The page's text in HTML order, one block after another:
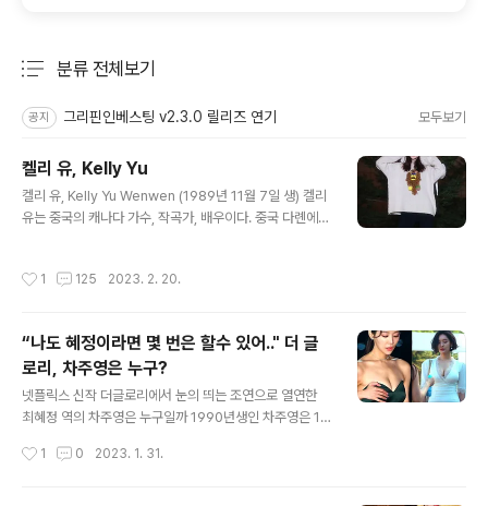
분류 전체보기
공지 그리핀인베스팅 v2.3.0 릴리즈 연기 모두보기
켈리 유, Kelly Yu
켈리 유, Kelly Yu Wenwen (1989년 11월 7일 생) 켈리
유는 중국의 캐나다 가수, 작곡가, 배우이다. 중국 다롄에서
다녔고 나중에 보스턴으로 이사하여 Berklee College
1 125 2023. 2. 20.
“나도 혜정이라면 몇 번은 할수 있어.." 더 글
로리, 차주영은 누구?
넷플릭스 신작 더글로리에서 눈의 띄는 조연으로 열연한
최혜정 역의 차주영은 누구일까 1990년생인 차주영은 17
을 사로잡았다. 2016년 tvN 드라마 으로 데뷔한 그녀는 , ,
1 0 2023. 1. 31.